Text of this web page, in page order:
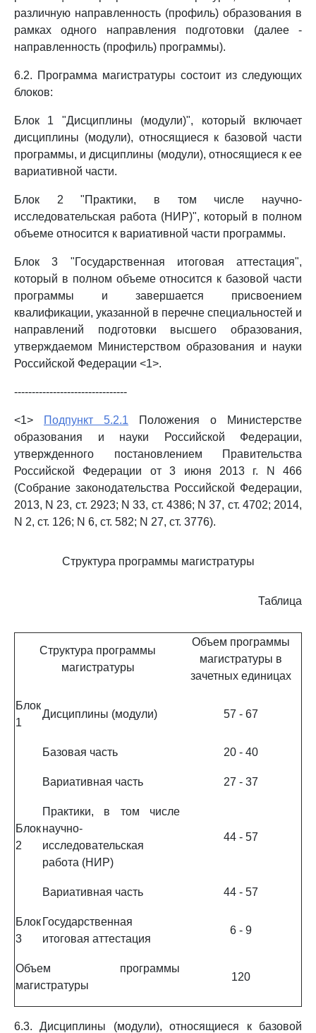
различную направленность (профиль) образования в
рамках одного направления подготовки (далее -
направленность (профиль) программы).
6.2. Программа магистратуры состоит из следующих
блоков:
Блок 1 "Дисциплины (модули)", который включает
дисциплины (модули), относящиеся к базовой части
программы, и дисциплины (модули), относящиеся к ее
вариативной части.
Блок 2 "Практики, в том числе научно-
исследовательская работа (НИР)", который в полном
объеме относится к вариативной части программы.
Блок 3 "Государственная итоговая аттестация",
который в полном объеме относится к базовой части
программы и завершается присвоением
квалификации, указанной в перечне специальностей и
направлений подготовки высшего образования,
утверждаемом Министерством образования и науки
Российской Федерации <1>.
--------------------------------
<1> Подпункт 5.2.1 Положения о Министерстве
образования и науки Российской Федерации,
утвержденного постановлением Правительства
Российской Федерации от 3 июня 2013 г. N 466
(Собрание законодательства Российской Федерации,
2013, N 23, ст. 2923; N 33, ст. 4386; N 37, ст. 4702; 2014,
N 2, ст. 126; N 6, ст. 582; N 27, ст. 3776).
Структура программы магистратуры
Таблица
Структура программы
магистратуры
Объем программы
магистратуры в
зачетных единицах
Блок
1
Дисциплины (модули) 57 - 67
Базовая часть 20 - 40
Вариативная часть 27 - 37
Блок
2
Практики, в том числе
научно-
исследовательская
работа (НИР)
44 - 57
Вариативная часть 44 - 57
Блок
3
Государственная
итоговая аттестация
6 - 9
Объем программы
магистратуры
120
6.3. Дисциплины (модули), относящиеся к базовой